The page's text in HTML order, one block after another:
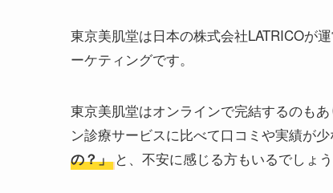
東京美肌堂は日本の株式会社LATRICOが
ーケティングです。
東京美肌堂はオンラインで完結するのも
ン診療サービスに比べて口コミや実績が少
の？」 と、不安に感じる方もいるでしょう